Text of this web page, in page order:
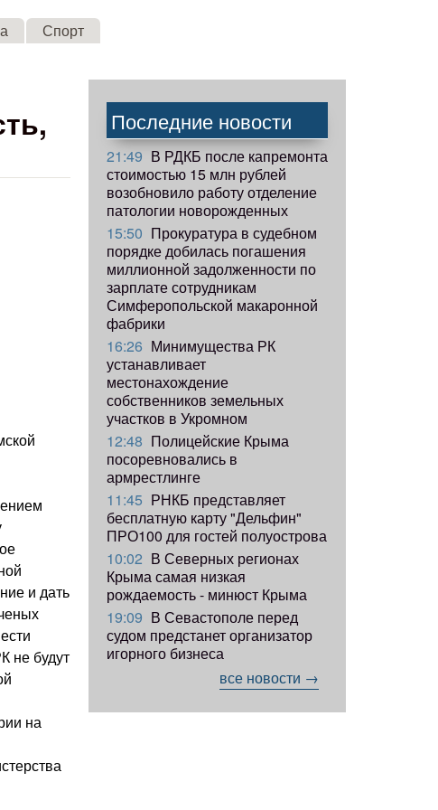
Спорт
и дать
не будут
на
Последние новости
21:49 В РДКБ после капремонта
стоимостью 15 млн рублей
возобновило работу отделение
патологии новорожденных
15:50 Прокуратура в судебном
порядке добилась погашения
миллионной задолженности по
зарплате сотрудникам
Симферопольской макаронной
фабрики
16:26 Минимущества РК
устанавливает
местонахождение
собственников земельных
участков в Укромном
12:48 Полицейские Крыма
посоревновались в
армрестлинге
11:45 РНКБ представляет
бесплатную карту "Дельфин"
ПРО100 для гостей полуострова
10:02 В Северных регионах
Крыма самая низкая
рождаемость - минюст Крыма
19:09 В Севастополе перед
судом предстанет организатор
игорного бизнеса
все новости →